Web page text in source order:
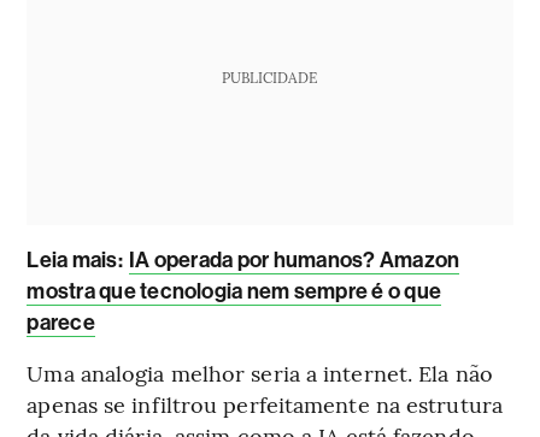
PUBLICIDADE
Leia mais: IA operada por humanos? Amazon
mostra que tecnologia nem sempre é o que
parece
Uma analogia melhor seria a internet. Ela não
apenas se infiltrou perfeitamente na estrutura